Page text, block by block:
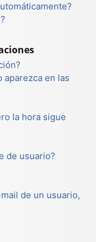
aparezca en las
la hora sigue
de usuario?
de un usuario,